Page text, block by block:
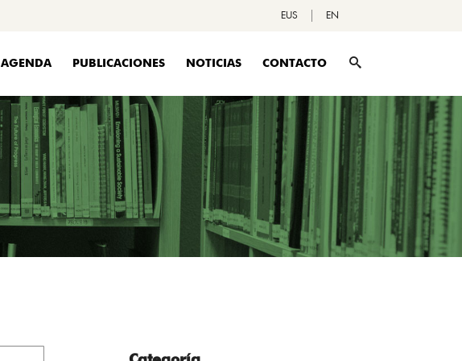
EUS EN
AGENDA PUBLICACIONES NOTICIAS CONTACTO